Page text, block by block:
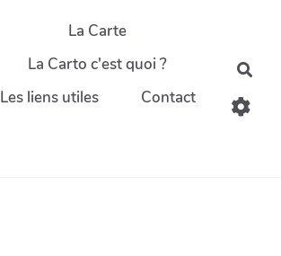
La Carte
La Carto c'est quoi ?
Les liens utiles
Contact